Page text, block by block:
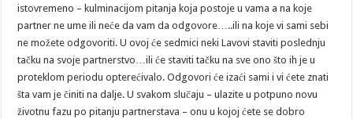
istovremeno – kulminacijom pitanja koja postoje u vama a na koje
partner ne ume ili neće da vam da odgovore…..ili na koje vi sami sebi
ne možete odgovoriti. U ovoj će sedmici neki Lavovi staviti poslednju
tačku na svoje partnerstvo…ili će staviti tačku na sve ono što ih je u
proteklom periodu opterećivalo. Odgovori će izaći sami i vi ćete znati
šta vam je činiti na dalje. U svakom slučaju – ulazite u potpuno novu
životnu fazu po pitanju partnerstava – onu u kojoj ćete se dobro